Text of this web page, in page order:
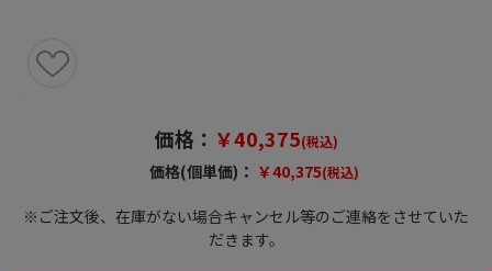
価格： ￥40,375(税込)
価格(個単価)： ￥40,375(税込)
※ご注文後、在庫がない場合キャンセル等のご連絡をさせていた
だきます。